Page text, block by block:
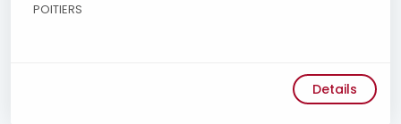
POITIERS
Details